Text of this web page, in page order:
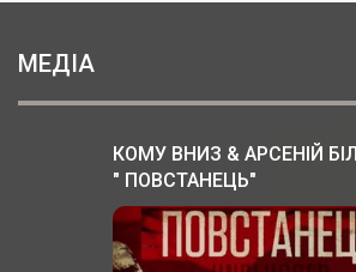
МЕДІА
КОМУ ВНИЗ & АРСЕНІЙ
" ПОВСТАНЕЦЬ"